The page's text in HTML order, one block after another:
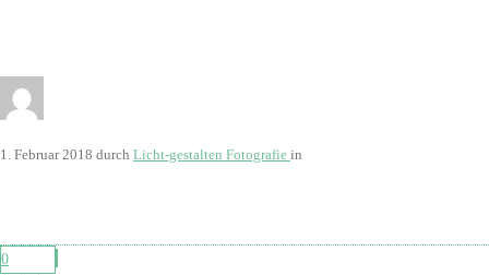
1. Februar 2018 durch Licht-gestalten Fotografie in
0